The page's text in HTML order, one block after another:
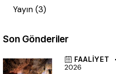
Yayın (3)
Son Gönderiler
FAALIYET
2026